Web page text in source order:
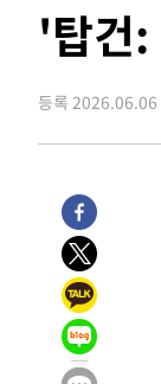
-11828초 전 >여
주 날씨]
-5073초 전 >축
-3590초 전 >[속
'최고
4시간 전 >
[속
-29135초 전 >
-28405초 전 >
[
틀레티코 이적"
-28187초 전 >
-27156초 전 >
-21101초 전 >
'탑건
등록